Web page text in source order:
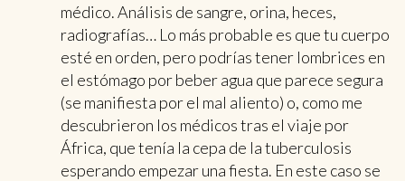
médico. Análisis de sangre, orina, heces,
radiografías… Lo más probable es que tu cuerpo
esté en orden, pero podrías tener lombrices en
el estómago por beber agua que parece segura
(se manifiesta por el mal aliento) o, como me
descubrieron los médicos tras el viaje por
África, que tenía la cepa de la tuberculosis
esperando empezar una fiesta. En este caso se